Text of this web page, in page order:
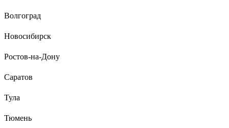
Волгоград
Новосибирск
Ростов-на-Дону
Саратов
Тула
Тюмень